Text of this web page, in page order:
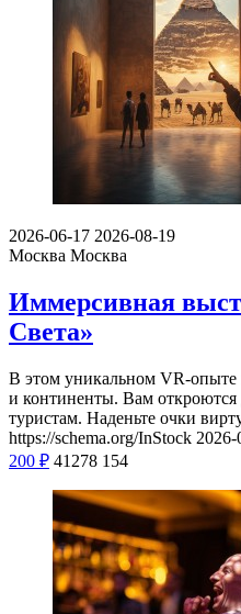
2026-06-17 2026-08-19
Москва Москва
Иммерсивная
Света»
В этом уникальном VR-опыте
и континенты. Вам
туристам. Наденьте очки
https://schema.org/InStock
200 ₽ 41278 154